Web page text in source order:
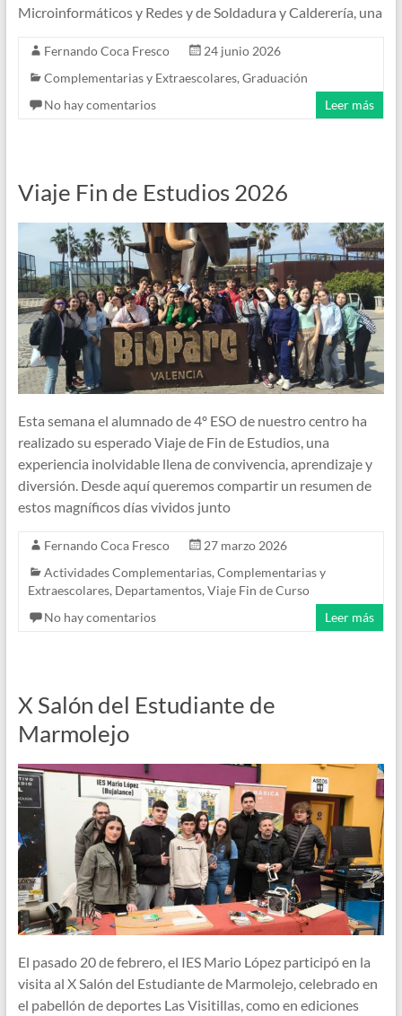
Microinformáticos y Redes y de Soldadura y Calderería, una
Fernando Coca Fresco
24 junio 2026
Complementarias y Extraescolares, Graduación
No hay comentarios
Leer más
Viaje Fin de Estudios 2026
Esta semana el alumnado de 4º ESO de nuestro centro ha
realizado su esperado Viaje de Fin de Estudios, una
experiencia inolvidable llena de convivencia, aprendizaje y
diversión. Desde aquí queremos compartir un resumen de
estos magníficos días vividos junto
Fernando Coca Fresco
27 marzo 2026
Actividades Complementarias, Complementarias y
Extraescolares, Departamentos, Viaje Fin de Curso
No hay comentarios
Leer más
X Salón del Estudiante de
Marmolejo
El pasado 20 de febrero, el IES Mario López participó en la
visita al X Salón del Estudiante de Marmolejo, celebrado en
el pabellón de deportes Las Visitillas, como en ediciones